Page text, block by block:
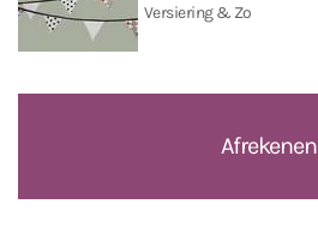
Versiering & Zo
Afrekenen